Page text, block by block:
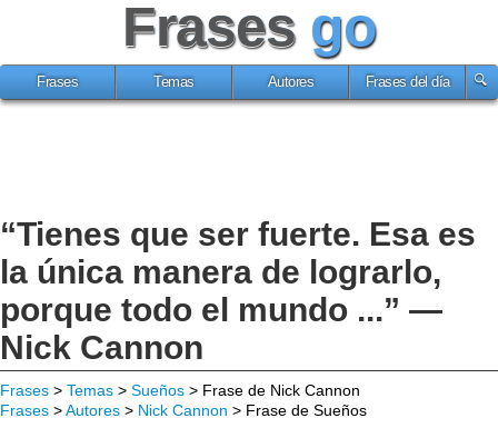
Frases go
Frases Temas Autores Frases del día
“Tienes que ser fuerte. Esa es
la única manera de lograrlo,
porque todo el mundo ...” —
Nick Cannon
Frases > Temas > Sueños > Frase de Nick Cannon
Frases >Autores > Nick Cannon > Frase de Sueños